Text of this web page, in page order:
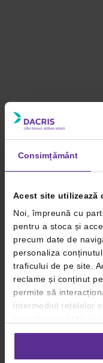
Consimțământ
Acest site utilizează
Noi, împreună cu
pentru a stoca și
precum date de
personaliza
traficului de pe site.
reclame și conținut
permite să
intermediul rețelelor
consimțământul
setările dvs. de